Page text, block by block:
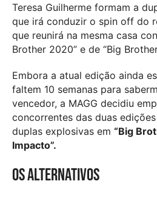
Teresa Guilherme formam a
que irá conduzir o spin off do
que reunirá na mesma casa
Brother 2020” e de “Big
Embora a atual edição ainda
faltem 10 semanas para
vencedor, a MAGG decidiu
concorrentes das duas
duplas explosivas em “Big
Impacto”.
Os alternativos